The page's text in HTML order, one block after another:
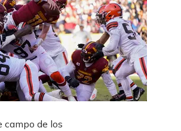
campo de los